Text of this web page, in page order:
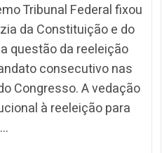
Tribunal Federal fixou
da Constituição e do
questão da reeleição
consecutivo nas
Congresso. A vedação
à reeleição para